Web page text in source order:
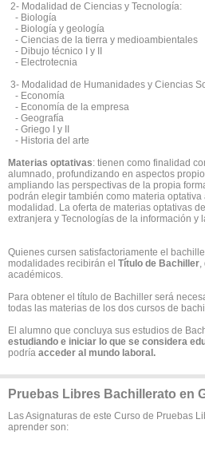
2- Modalidad de Ciencias y Tecnología:
- Biología
- Biología y geología
- Ciencias de la tierra y medioambientales
- Dibujo técnico I y II
- Electrotecnia
3- Modalidad de Humanidades y Ciencias
- Economía
- Economía de la empresa
- Geografía
- Griego I y II
- Historia del arte
Materias optativas: tienen como finalidad
alumnado, profundizando en aspectos
ampliando las perspectivas de la propia
podrán elegir también como materia
modalidad. La oferta de materias optativas
extranjera y Tecnologías de la información y
Quienes cursen satisfactoriamente el
modalidades recibirán el Título de Bachiller,
académicos.
Para obtener el título de Bachiller será
todas las materias de los dos cursos de
El alumno que concluya sus estudios de
estudiando e iniciar lo que se considera
podría acceder al mundo laboral.
Pruebas Libres Bachillerato en
Las Asignaturas de este Curso de Pruebas
aprender son: